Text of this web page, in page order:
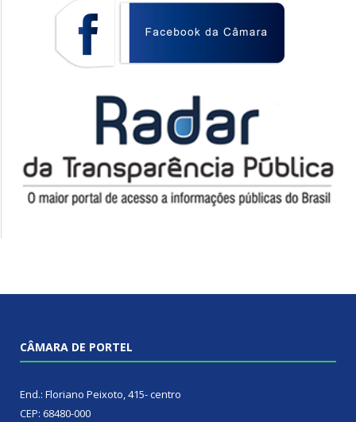
CÂMARA DE PORTEL
End.: Floriano Peixoto, 415- centro
CEP: 68480-000